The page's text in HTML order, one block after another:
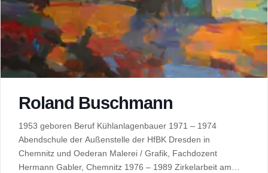
Roland Buschmann
1953 geboren Beruf Kühlanlagenbauer 1971 – 1974
Abendschule der Außenstelle der HfBK Dresden in
Chemnitz und Oederan Malerei / Grafik, Fachdozent
Hermann Gabler, Chemnitz 1976 – 1989 Zirkelarbeit am